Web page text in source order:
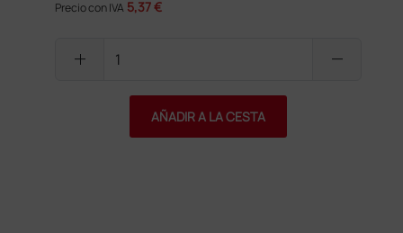
Precio con IVA 5,37 €
add remove
AÑADIR A LA CESTA